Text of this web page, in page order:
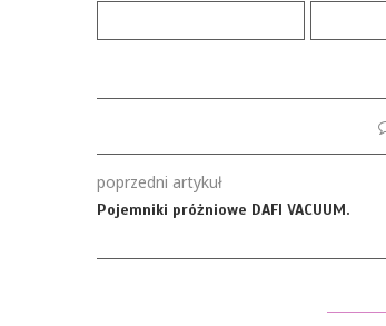
poprzedni artykuł
Pojemniki próżniowe DAFI VACUUM.